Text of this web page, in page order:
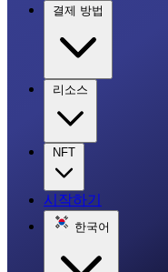
결제 방법
리소스
NFT
시작하기
한국어